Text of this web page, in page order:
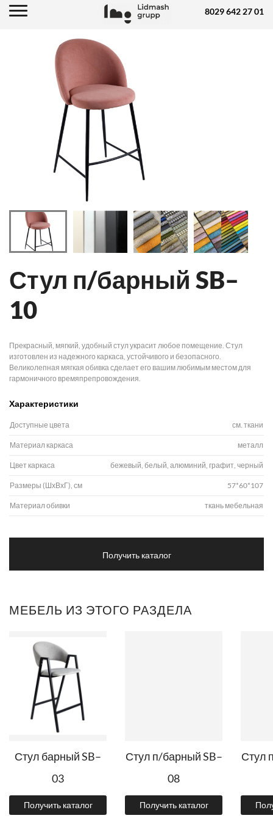
8029 642 27 01
Стул п/барный SB–
10
Прекрасный, мягкий, удобный стул украсит любое помещение. Стул
изготовлен из надежного каркаса, устойчивого и безопасного.
Великолепная мягкая обивка сделает его вашим любимым местом для
гармоничного времяпрепровождения.
Характеристики
Доступные цвета см. ткани
Материал каркаса металл
Цвет каркаса бежевый, белый, алюминий, графит, черный
Размеры (ШхВхГ), см 57*60*107
Материал обивки ткань мебельная
Получить каталог
МЕБЕЛЬ ИЗ ЭТОГО РАЗДЕЛА
Стул барный SB–
03
Получить каталог
Стул п/барный SB–
08
Получить каталог
Стул